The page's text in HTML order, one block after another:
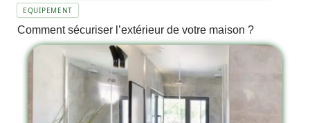
EQUIPEMENT
Comment sécuriser l’extérieur de votre maison ?